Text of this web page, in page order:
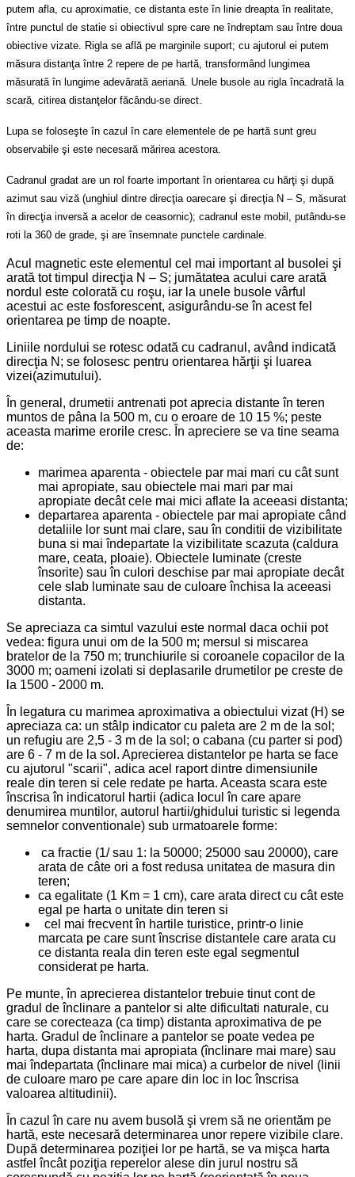
putem afla, cu aproximatie, ce distanta este în linie dreapta în realitate,
între punctul de statie si obiectivul spre care ne îndreptam sau între doua
obiective vizate. Rigla se află pe marginile suport; cu ajutorul ei putem
măsura distanţa între 2 repere de pe hartă, transformând lungimea
măsurată în lungime adevărată aeriană. Unele busole au rigla încadrată la
scară, citirea distanţelor făcându-se direct.
Lupa se foloseşte în cazul în care elementele de pe hartă sunt greu
observabile şi este necesară mărirea acestora.
Cadranul gradat are un rol foarte important în orientarea cu hărţi şi după
azimut sau viză (unghiul dintre direcţia oarecare şi direcţia N – S, măsurat
în direcţia inversă a acelor de ceasornic); cadranul este mobil, putându-se
roti la 360 de grade, şi are însemnate punctele cardinale.
Acul magnetic este elementul cel mai important al busolei şi
arată tot timpul direcţia N – S; jumătatea acului care arată
nordul este colorată cu roşu, iar la unele busole vârful
acestui ac este fosforescent, asigurându-se în acest fel
orientarea pe timp de noapte.
Liniile nordului se rotesc odată cu cadranul, având indicată
direcţia N; se folosesc pentru orientarea hărţii şi luarea
vizei(azimutului).
În general, drumetii antrenati pot aprecia distante în teren
muntos de pâna la 500 m, cu o eroare de 10 15 %; peste
aceasta marime erorile cresc. În apreciere se va tine seama
de:
marimea aparenta - obiectele par mai mari cu cât sunt
mai apropiate, sau obiectele mai mari par mai
apropiate decât cele mai mici aflate la aceeasi distanta;
departarea aparenta - obiectele par mai apropiate când
detaliile lor sunt mai clare, sau în conditii de vizibilitate
buna si mai îndepartate la vizibilitate scazuta (caldura
mare, ceata, ploaie). Obiectele luminate (creste
însorite) sau în culori deschise par mai apropiate decât
cele slab luminate sau de culoare închisa la aceeasi
distanta.
Se apreciaza ca simtul vazului este normal daca ochii pot
vedea: figura unui om de la 500 m; mersul si miscarea
bratelor de la 750 m; trunchiurile si coroanele copacilor de la
3000 m; oameni izolati si deplasarile drumetilor pe creste de
la 1500 - 2000 m.
În legatura cu marimea aproximativa a obiectului vizat (H) se
apreciaza ca: un stâlp indicator cu paleta are 2 m de la sol;
un refugiu are 2,5 - 3 m de la sol; o cabana (cu parter si pod)
are 6 - 7 m de la sol. Aprecierea distantelor pe harta se face
cu ajutorul "scarii", adica acel raport dintre dimensiunile
reale din teren si cele redate pe harta. Aceasta scara este
înscrisa în indicatorul hartii (adica locul în care apare
denumirea muntilor, autorul hartii/ghidului turistic si legenda
semnelor conventionale) sub urmatoarele forme:
ca fractie (1/ sau 1: la 50000; 25000 sau 20000), care
arata de câte ori a fost redusa unitatea de masura din
teren;
ca egalitate (1 Km = 1 cm), care arata direct cu cât este
egal pe harta o unitate din teren si
cel mai frecvent în hartile turistice, printr-o linie
marcata pe care sunt înscrise distantele care arata cu
ce distanta reala din teren este egal segmentul
considerat pe harta.
Pe munte, în aprecierea distantelor trebuie tinut cont de
gradul de înclinare a pantelor si alte dificultati naturale, cu
care se corecteaza (ca timp) distanta aproximativa de pe
harta. Gradul de înclinare a pantelor se poate vedea pe
harta, dupa distanta mai apropiata (înclinare mai mare) sau
mai îndepartata (înclinare mai mica) a curbelor de nivel (linii
de culoare maro pe care apare din loc in loc înscrisa
valoarea altitudinii).
În cazul în care nu avem busolă şi vrem să ne orientăm pe
hartă, este necesară determinarea unor repere vizibile clare.
După determinarea poziţiei lor pe hartă, se va mişca harta
astfel încât poziţia reperelor alese din jurul nostru să